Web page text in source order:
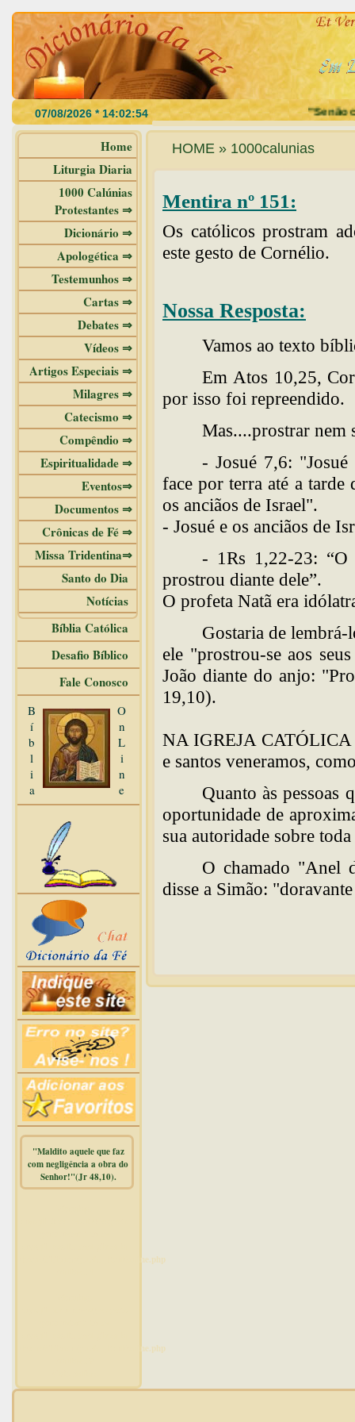
"Se não
Home
Liturgia Diaria
1000 Calúnias
Protestantes ⇒
Dicionário ⇒
Apologética ⇒
Testemunhos ⇒
Cartas ⇒
Debates ⇒
Vídeos ⇒
Artigos Especiais ⇒
Milagres ⇒
Catecismo ⇒
Compêndio ⇒
Espiritualidade ⇒
Eventos⇒
Documentos ⇒
Crônicas de Fé ⇒
Missa Tridentina⇒
Santo do Dia
Notícias
Bíblia Católica
Desafio Bíblico
Fale Conosco
B
í
b
l
i
a
O
n
L
i
n
e
"Maldito aquele que faz
com negligência a obra do
Senhor!"(Jr 48,10).
/home/dicionar/public_html/online.php
/home/dicionar/public_html/online.php
HOME » 1000calunias
Mentira nº 151:
Os católicos prostram
este gesto de Cornélio.
Nossa Resposta:
Vamos ao texto
Em Atos 10,25,
por isso foi repreendido.
Mas....prostrar nem
- Josué 7,6: "Josué
face por terra até a tarde
os anciãos de Israel".
- Josué e os anciãos de
- 1Rs 1,22-23: “O
prostrou diante dele”.
O profeta Natã era
Gostaria de
ele "prostrou-se aos
João diante do anjo:
19,10).
NA IGREJA
e santos veneramos,
Quanto às pessoas
oportunidade de
sua autoridade sobre
O chamado "Anel
disse a Simão: